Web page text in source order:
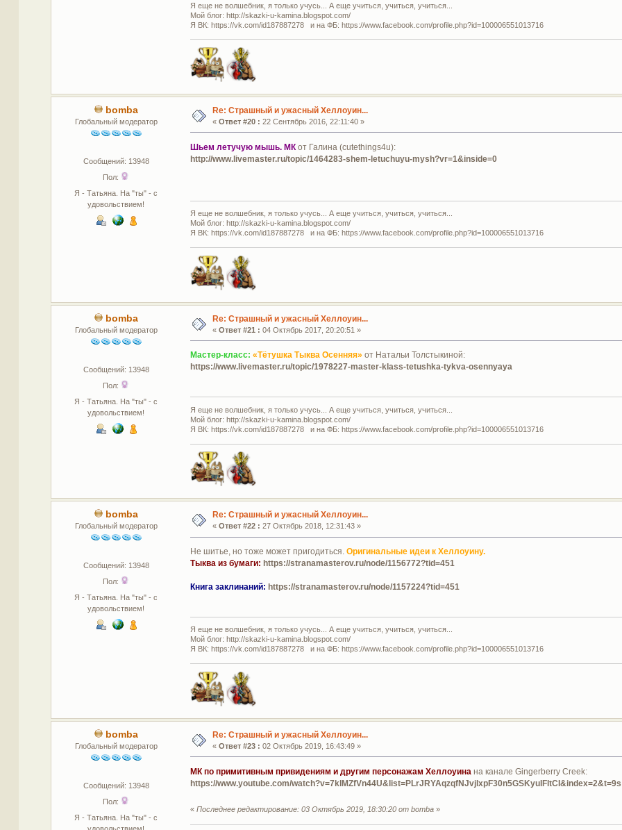
Я еще не волшебник, я только учусь... А еще учиться, учиться, учиться...
Мой блог: http://skazki-u-kamina.blogspot.com/
Я ВК: https://vk.com/id187887278 и на ФБ: https://www.facebook.com/profile.php?id=100006551013716
bomba
Глобальный модератор
Сообщений: 13948
Пол:
Я - Татьяна. На "ты" - с
удовольствием!
Re: Страшный и ужасный Хеллоуин...
« Ответ #20 : 22 Сентябрь 2016, 22:11:40 »
Шьем летучую мышь. МКот Галина (cutethings4u):
http://www.livemaster.ru/topic/1464283-shem-letuchuyu-mysh?vr=1&inside=0
Я еще не волшебник, я только учусь... А еще учиться, учиться, учиться...
Мой блог: http://skazki-u-kamina.blogspot.com/
Я ВК: https://vk.com/id187887278 и на ФБ: https://www.facebook.com/profile.php?id=100006551013716
bomba
Глобальный модератор
Сообщений: 13948
Пол:
Я - Татьяна. На "ты" - с
удовольствием!
Re: Страшный и ужасный Хеллоуин...
« Ответ #21 : 04 Октябрь 2017, 20:20:51 »
Мастер-класс: «Тётушка Тыква Осенняя» от Натальи Толстыкиной:
https://www.livemaster.ru/topic/1978227-master-klass-tetushka-tykva-osennyaya
Я еще не волшебник, я только учусь... А еще учиться, учиться, учиться...
Мой блог: http://skazki-u-kamina.blogspot.com/
Я ВК: https://vk.com/id187887278 и на ФБ: https://www.facebook.com/profile.php?id=100006551013716
bomba
Глобальный модератор
Сообщений: 13948
Пол:
Я - Татьяна. На "ты" - с
удовольствием!
Re: Страшный и ужасный Хеллоуин...
« Ответ #22 : 27 Октябрь 2018, 12:31:43 »
Не шитье, но тоже может пригодиться. Оригинальные идеи к Хеллоуину.
Тыква из бумаги: https://stranamasterov.ru/node/1156772?tid=451
Книга заклинаний: https://stranamasterov.ru/node/1157224?tid=451
Я еще не волшебник, я только учусь... А еще учиться, учиться, учиться...
Мой блог: http://skazki-u-kamina.blogspot.com/
Я ВК: https://vk.com/id187887278 и на ФБ: https://www.facebook.com/profile.php?id=100006551013716
bomba
Глобальный модератор
Сообщений: 13948
Пол:
Я - Татьяна. На "ты" - с
Re: Страшный и ужасный Хеллоуин...
« Ответ #23 : 02 Октябрь 2019, 16:43:49 »
МК по примитивным привидениям и другим персонажам Хеллоуина на канале Gingerberry Creek:
https://www.youtube.com/watch?v=7klMZfVn44U&list=PLrJRYAqzqfNJvjlxpF30n5GSKyuIFltCI&index=2&t=9s
« Последнее редактирование: 03 Октябрь 2019, 18:30:20 от bomba»